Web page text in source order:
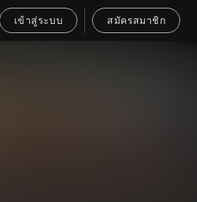
เข้าสู่ระบบ สมัครสมาชิก